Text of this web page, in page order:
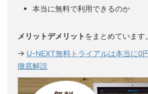
本当に無料で利用できるのか
メリットデメリット をまとめています。
→ U-NEXT無料トライアルは本当に0
徹底解説